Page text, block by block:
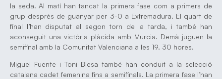
la seda. Al matí han tancat la primera fase com a primers de
grup després de guanyar per 3-0 a Extremadura. El quart de
final l’han disputat al segon torn de la tarda, i també han
aconseguit una victòria plàcida amb Murcia. Demà juguen la
semifinal amb la Comunitat Valenciana a les 19. 30 hores.
Miguel Fuente i Toni Blesa també han conduit a la selecció
catalana cadet femenina fins a semifinals. La primera fase l’han